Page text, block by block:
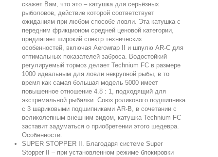
скажет Вам, что это – катушка для серьёзных
рыболовов, действие которой соответствует
ожиданиям при любом способе ловли. Эта катушка с
передним фрикционом средней ценовой категории,
предлагает широкий спектр технических
особенностей, включая Aerowrap II и шпулю AR-С для
оптимальных показателей заброса. Водостойкий
регулируемый тормоз делает Technium FC в размере
1000 идеальным для ловли некрупной рыбы, в то
время как самая большая модель 5000 имеет
повышенное отношение 4.8 : 1, подходящий для
экстремальной рыбалки. Союз роликового подшипника
с 3 шариковыми подшипниками AR-B, в сочетании с
великолепным внешним видом, катушка Technium FC
заставит задуматься о приобретении этого шедевра.
Особенности:
SUPER STOPPER II. Благодаря системе Super
Stopper II – при установленном режиме блокировки